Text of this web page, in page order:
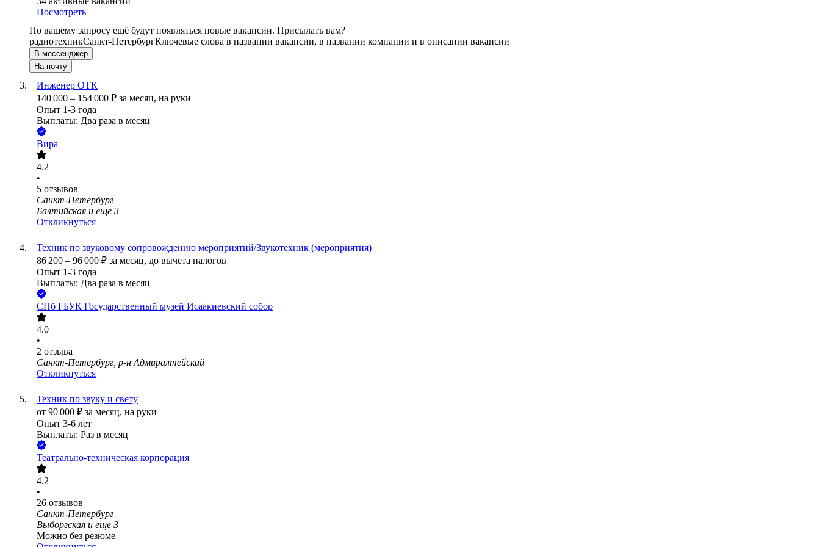
Посмотреть
По вашему запросу ещё будут появляться новые вакансии. Присылать вам?
радиотехникСанкт-ПетербургКлючевые слова в названии вакансии, в названии компании и в описании вакансии
В мессенджер
На почту
Инженер ОТК
140 000 – 154 000 ₽ за месяц, на руки
Опыт 1-3 года
Выплаты: Два раза в месяц
Вира
4.2
•
5 отзывов
Санкт-Петербург
Балтийская и еще 3
Откликнуться
Техник по звуковому сопровождению мероприятий/Звукотехник (мероприятия)
86 200 – 96 000 ₽ за месяц, до вычета налогов
Опыт 1-3 года
Выплаты: Два раза в месяц
СПб ГБУК Государственный музей Исаакиевский собор
4.0
•
2 отзыва
Санкт-Петербург, р-н Адмиралтейский
Откликнуться
Техник по звуку и свету
от 90 000 ₽ за месяц, на руки
Опыт 3-6 лет
Выплаты: Раз в месяц
Театрально-техническая корпорация
4.2
•
26 отзывов
Санкт-Петербург
Выборгская и еще 3
Можно без резюме